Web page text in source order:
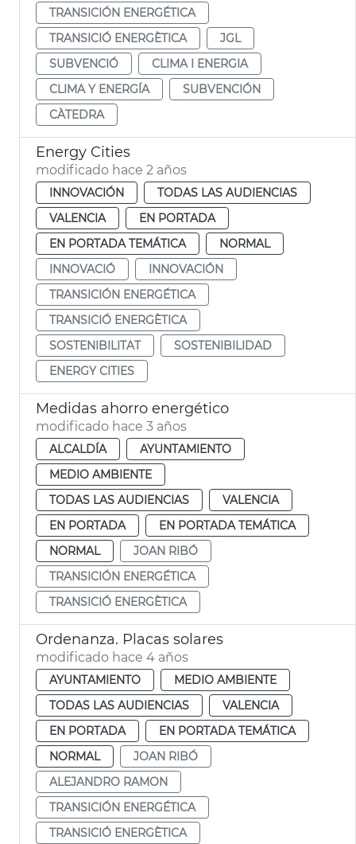
TRANSICIÓN ENERGÉTICA
TRANSICIÓ ENERGÈTICA
JGL
SUBVENCIÓ
CLIMA I ENERGIA
CLIMA Y ENERGÍA
SUBVENCIÓN
CÀTEDRA
Energy Cities
modificado hace 2 años
INNOVACIÓN
TODAS LAS AUDIENCIAS
VALENCIA
EN PORTADA
EN PORTADA TEMÁTICA
NORMAL
INNOVACIÓ
INNOVACIÓN
TRANSICIÓN ENERGÉTICA
TRANSICIÓ ENERGÈTICA
SOSTENIBILITAT
SOSTENIBILIDAD
ENERGY CITIES
Medidas ahorro energético
modificado hace 3 años
ALCALDÍA
AYUNTAMIENTO
MEDIO AMBIENTE
TODAS LAS AUDIENCIAS
VALENCIA
EN PORTADA
EN PORTADA TEMÁTICA
NORMAL
JOAN RIBÓ
TRANSICIÓN ENERGÉTICA
TRANSICIÓ ENERGÈTICA
Ordenanza. Placas solares
modificado hace 4 años
AYUNTAMIENTO
MEDIO AMBIENTE
TODAS LAS AUDIENCIAS
VALENCIA
EN PORTADA
EN PORTADA TEMÁTICA
NORMAL
JOAN RIBÓ
ALEJANDRO RAMON
TRANSICIÓN ENERGÉTICA
TRANSICIÓ ENERGÈTICA